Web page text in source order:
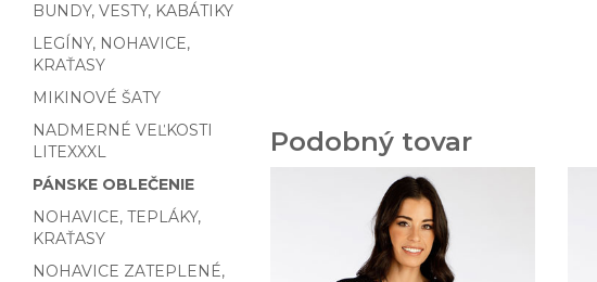
BUNDY, VESTY, KABÁTIKY
LEGÍNY, NOHAVICE,
KRAŤASY
MIKINOVÉ ŠATY
NADMERNÉ VEĽKOSTI
LITEXXXL
PÁNSKE OBLEČENIE
NOHAVICE, TEPLÁKY,
KRAŤASY
NOHAVICE ZATEPLENÉ,
Podobný tovar